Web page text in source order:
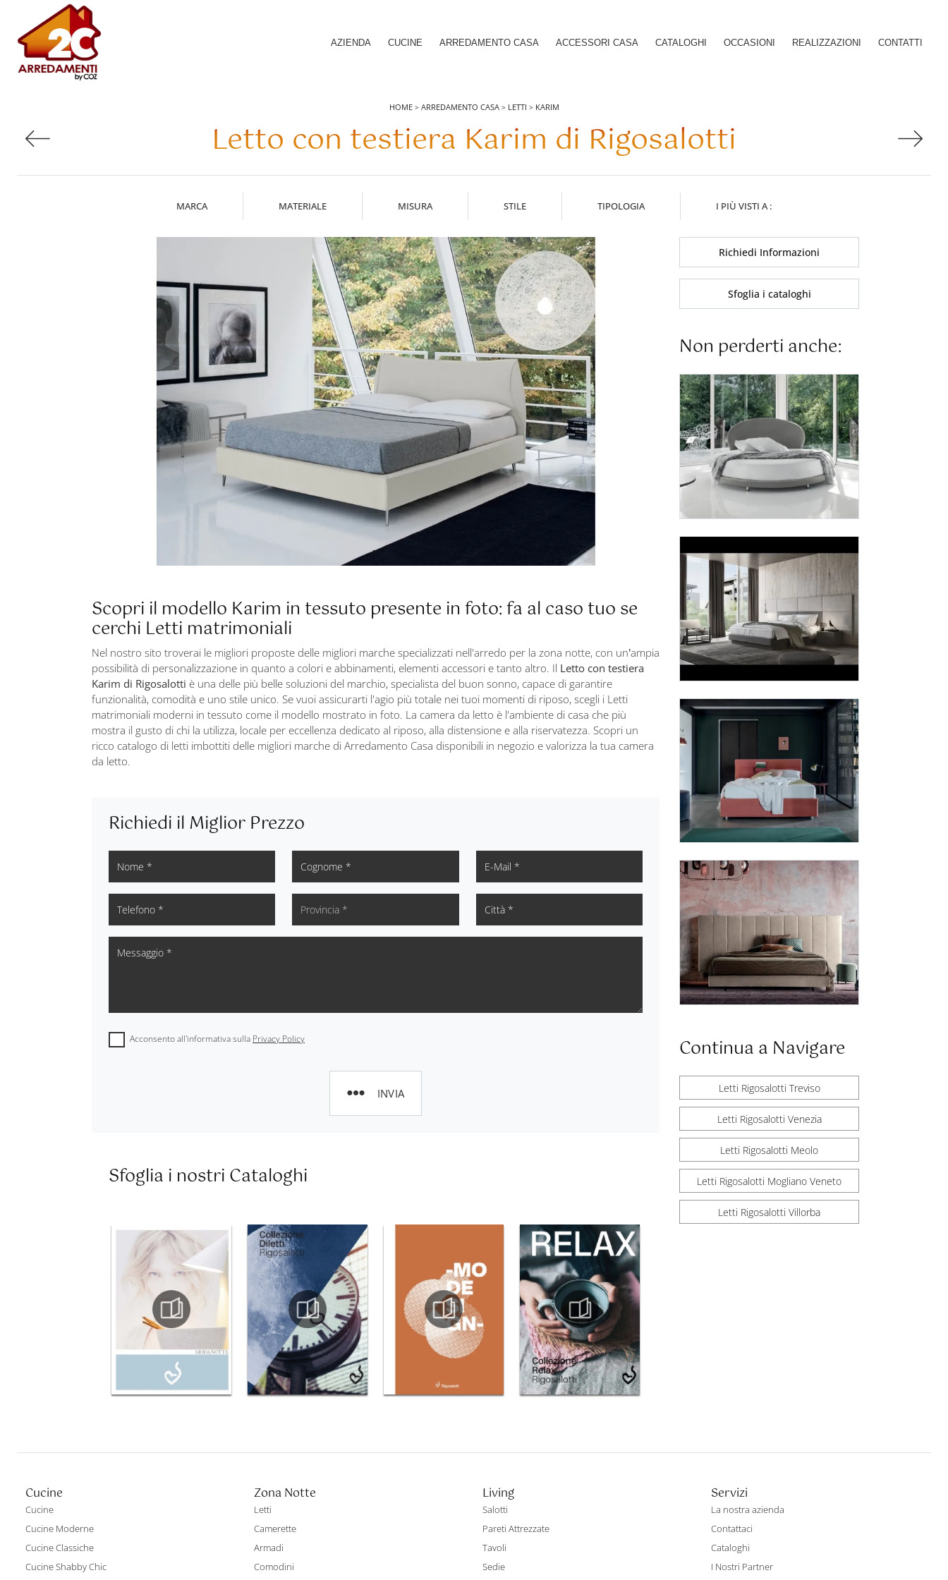
AZIENDA CUCINE ARREDAMENTO CASA ACCESSORI CASA CATALOGHI OCCASIONI REALIZZAZIONI CONTATTI
HOME> ARREDAMENTO CASA> LETTI > KARIM
Letto con testiera Karim di Rigosalotti
MARCA MATERIALE MISURA STILE TIPOLOGIA I PIÙ VISTI A :
Scopri il modello Karim in tessuto presente in foto: fa al caso tuo se
cerchi Letti matrimoniali
Nel nostro sito troverai le migliori proposte delle migliori marche specializzati nell'arredo per la zona notte, con un’ampia
possibilità di personalizzazione in quanto a colori e abbinamenti, elementi accessori e tanto altro. Il Letto con testiera
Karim di Rigosalotti è una delle più belle soluzioni del marchio, specialista del buon sonno, capace di garantire
funzionalità, comodità e uno stile unico. Se vuoi assicurarti l'agio più totale nei tuoi momenti di riposo, scegli i Letti
matrimoniali moderni in tessuto come il modello mostrato in foto. La camera da letto è l'ambiente di casa che più
mostra il gusto di chi la utilizza, locale per eccellenza dedicato al riposo, alla distensione e alla riservatezza. Scopri un
ricco catalogo di letti imbottiti delle migliori marche di Arredamento Casa disponibili in negozio e valorizza la tua camera
da letto.
Richiedi il Miglior Prezzo
Acconsento all'informativa sulla Privacy Policy
INVIA
Sfoglia i nostri Cataloghi
Richiedi Informazioni
Sfoglia i cataloghi
Non perderti anche:
Continua a Navigare
Letti Rigosalotti Treviso
Letti Rigosalotti Venezia
Letti Rigosalotti Meolo
Letti Rigosalotti Mogliano Veneto
Letti Rigosalotti Villorba
Cucine
Cucine
Cucine Moderne
Cucine Classiche
Cucine Shabby Chic
Zona Notte
Letti
Camerette
Armadi
Comodini
Living
Salotti
Pareti Attrezzate
Tavoli
Sedie
Servizi
La nostra azienda
Contattaci
Cataloghi
I Nostri Partner